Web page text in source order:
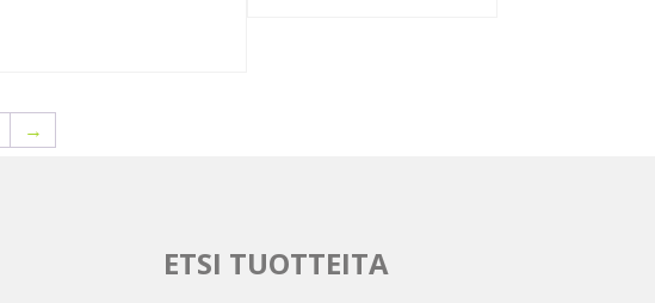
→
ETSI TUOTTEITA